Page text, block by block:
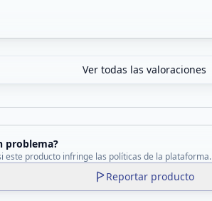
Ver todas las valoraciones
problema?
este producto infringe las políticas de la plataforma.
Reportar producto